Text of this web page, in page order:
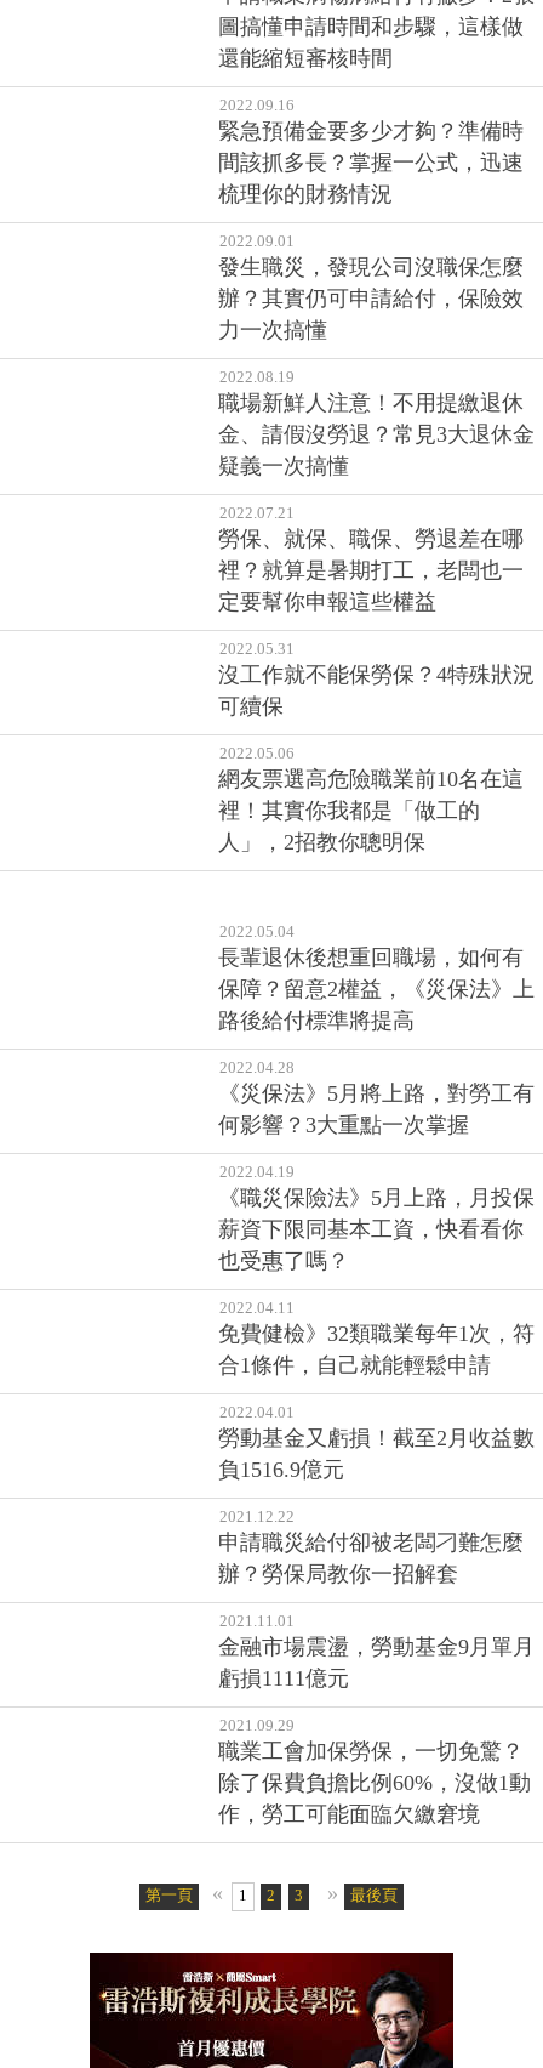
圖搞懂申請時間和步驟，這樣做
還能縮短審核時間
2022.09.16
緊急預備金要多少才夠？準備時
間該抓多長？掌握一公式，迅速
梳理你的財務情況
2022.09.01
發生職災，發現公司沒職保怎麼
辦？其實仍可申請給付，保險效
力一次搞懂
2022.08.19
職場新鮮人注意！不用提繳退休
金、請假沒勞退？常見3大退休金
疑義一次搞懂
2022.07.21
勞保、就保、職保、勞退差在哪
裡？就算是暑期打工，老闆也一
定要幫你申報這些權益
2022.05.31
沒工作就不能保勞保？4特殊狀況
可續保
2022.05.06
網友票選高危險職業前10名在這
裡！其實你我都是「做工的
人」，2招教你聰明保
2022.05.04
長輩退休後想重回職場，如何有
保障？留意2權益，《災保法》上
路後給付標準將提高
2022.04.28
《災保法》5月將上路，對勞工有
何影響？3大重點一次掌握
2022.04.19
《職災保險法》5月上路，月投保
薪資下限同基本工資，快看看你
也受惠了嗎？
2022.04.11
免費健檢》32類職業每年1次，符
合1條件，自己就能輕鬆申請
2022.04.01
勞動基金又虧損！截至2月收益數
負1516.9億元
2021.12.22
申請職災給付卻被老闆刁難怎麼
辦？勞保局教你一招解套
2021.11.01
金融市場震盪，勞動基金9月單月
虧損1111億元
2021.09.29
職業工會加保勞保，一切免驚？
除了保費負擔比例60%，沒做1動